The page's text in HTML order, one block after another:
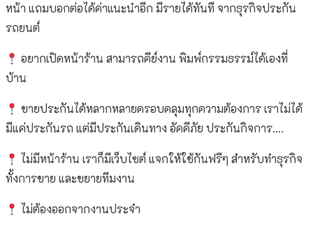
หน้า แถมบอกต่อได้ค่าแนะนำอีก มีรายได้ทันที จากธุรกิจประกัน
รถยนต์
อยากเปิดหน้าร้าน สามารถคีย์งาน พิมพ์กรรมธรรม์ได้เองที่
บ้าน
ขายประกันได้หลากหลายครอบคลุมทุกความต้องการ เราไม่ได้
มีแค่ประกันรถ แต่มีประกันเดินทาง อัคคีภัย ประกันกิจการ….
ไม่มีหน้าร้าน เราก็มีเว็บไซต์ แจกให้ใช้กันฟรีๆ สำหรับทำธุรกิจ
ทั้งการขาย และขยายทีมงาน
ไม่ต้องออกจากงานประจำ